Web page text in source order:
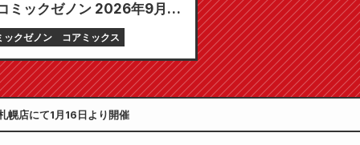
ミックゼノン 2026年9月
24日発売!!
ックゼノン コアミックス
幌店にて1月16日より開催